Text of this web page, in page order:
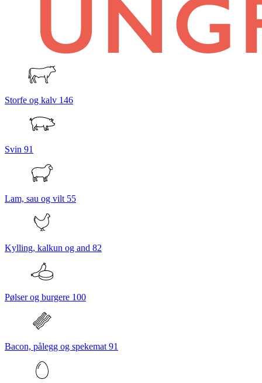
Storfe og kalv 146
Svin 91
Lam, sau og vilt 55
Kylling, kalkun og and 82
Pølser og burgere 100
Bacon, pålegg og spekemat 91